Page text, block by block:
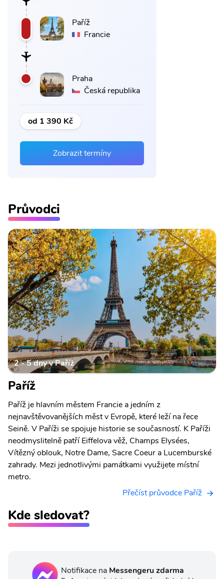
Paříž
Francie
Praha
Česká republika
od 1 390 Kč
Zobrazit termíny
Průvodci
2 - 5 dny v Paříž
Paříž
Paříž je hlavním městem Francie a jedním z
nejnavštěvovanějších měst v Evropě, které leží na řece
Seině. V Paříži se spojuje historie se současností. K Paříži
neodmyslitelně patří Eiffelova věž, Champs Elysées,
Vítězný oblouk, Notre Dame, Sacre Coeur a Lucemburské
zahrady. Mezi jednotlivými památkami využijete místní
metro.
Přečíst průvodce Paříž
Kde sledovat?
Notifikace na Messengeru zdarma